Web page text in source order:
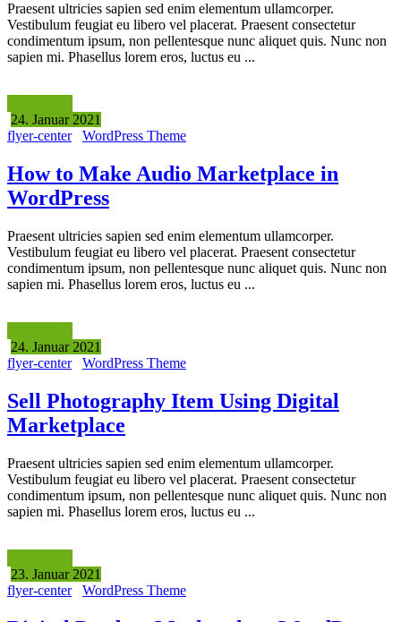
Praesent ultricies sapien sed enim elementum ullamcorper.
Vestibulum feugiat eu libero vel placerat. Praesent consectetur
condimentum ipsum, non pellentesque nunc aliquet quis. Nunc non
sapien mi. Phasellus lorem eros, luctus eu ...
24. Januar 2021
flyer-center
WordPress Theme
How to Make Audio Marketplace in
WordPress
Praesent ultricies sapien sed enim elementum ullamcorper.
Vestibulum feugiat eu libero vel placerat. Praesent consectetur
condimentum ipsum, non pellentesque nunc aliquet quis. Nunc non
sapien mi. Phasellus lorem eros, luctus eu ...
24. Januar 2021
flyer-center
WordPress Theme
Sell Photography Item Using Digital
Marketplace
Praesent ultricies sapien sed enim elementum ullamcorper.
Vestibulum feugiat eu libero vel placerat. Praesent consectetur
condimentum ipsum, non pellentesque nunc aliquet quis. Nunc non
sapien mi. Phasellus lorem eros, luctus eu ...
23. Januar 2021
flyer-center
WordPress Theme